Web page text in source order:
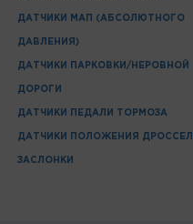
ДАТЧИКИ МАП (АБСОЛЮТНОГО
ДАВЛЕНИЯ)
ДАТЧИКИ ПАРКОВКИ/НЕРОВНОЙ
ДОРОГИ
ДАТЧИКИ ПЕДАЛИ ТОРМОЗА
ДАТЧИКИ ПОЛОЖЕНИЯ
ЗАСЛОНКИ